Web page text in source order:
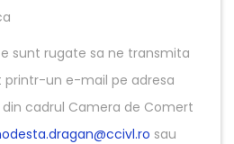
sunt rugate sa ne transmita
un e-mail pe adresa
cadrul Camera de Comert
sau